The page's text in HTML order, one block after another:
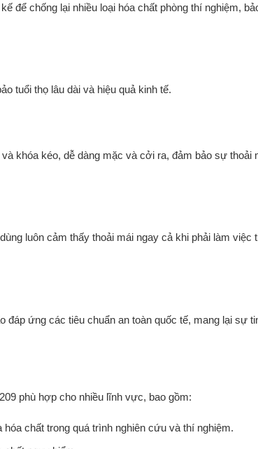
để chống lại nhiều loại hóa chất phòng thí nghiệm,
tuổi thọ lâu dài và hiệu quả kinh tế.
khóa kéo, dễ dàng mặc và cởi ra, đảm bảo sự thoải
luôn cảm thấy thoải mái ngay cả khi phải làm việc
ứng các tiêu chuẩn an toàn quốc tế, mang lại sự
phù hợp cho nhiều lĩnh vực, bao gồm:
chất trong quá trình nghiên cứu và thí nghiệm.